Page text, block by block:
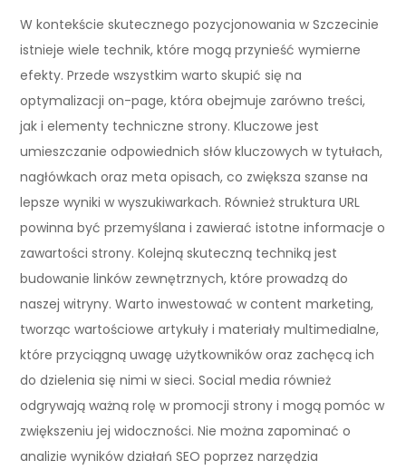
W kontekście skutecznego pozycjonowania w Szczecinie
istnieje wiele technik, które mogą przynieść wymierne
efekty. Przede wszystkim warto skupić się na
optymalizacji on-page, która obejmuje zarówno treści,
jak i elementy techniczne strony. Kluczowe jest
umieszczanie odpowiednich słów kluczowych w tytułach,
nagłówkach oraz meta opisach, co zwiększa szanse na
lepsze wyniki w wyszukiwarkach. Również struktura URL
powinna być przemyślana i zawierać istotne informacje o
zawartości strony. Kolejną skuteczną techniką jest
budowanie linków zewnętrznych, które prowadzą do
naszej witryny. Warto inwestować w content marketing,
tworząc wartościowe artykuły i materiały multimedialne,
które przyciągną uwagę użytkowników oraz zachęcą ich
do dzielenia się nimi w sieci. Social media również
odgrywają ważną rolę w promocji strony i mogą pomóc w
zwiększeniu jej widoczności. Nie można zapominać o
analizie wyników działań SEO poprzez narzędzia